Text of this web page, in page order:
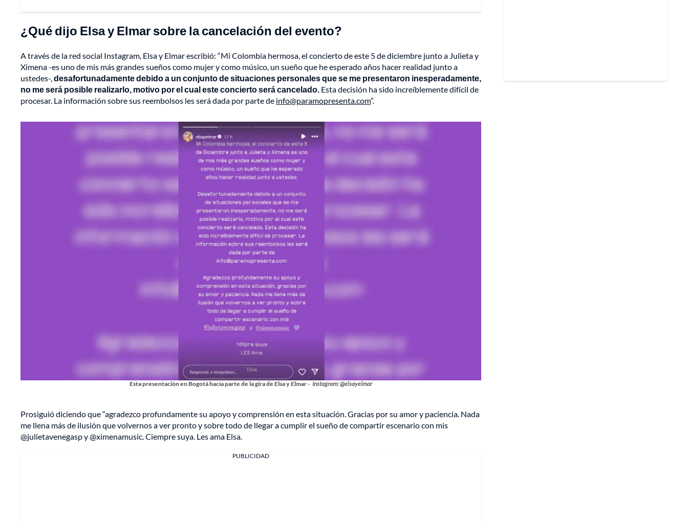
¿Qué dijo Elsa y Elmar sobre la cancelación del evento?
A través de la red social Instagram, Elsa y Elmar escribió: “Mi Colombia hermosa, el concierto de este 5 de diciembre junto a Julieta y
Ximena -es uno de mis más grandes sueños como mujer y como músico, un sueño que he esperado años hacer realidad junto a
ustedes-,desafortunadamente debido a un conjunto de situaciones personales que se me presentaron inesperadamente,
no me será posible realizarlo, motivo por el cual este concierto será cancelado. Esta decisión ha sido increíblemente difícil de
procesar. La información sobre sus reembolsos les será dada por parte de info@paramopresenta.com”.
Esta presentación en Bogotá hacía parte de la gira de Elsa y Elmar - Instagram: @elsayelmar
Prosiguió diciendo que “agradezco profundamente su apoyo y comprensión en esta situación. Gracias por su amor y paciencia. Nada
me llena más de ilusión que volvernos a ver pronto y sobre todo de llegar a cumplir el sueño de compartir escenario con mis
@julietavenegasp y @ximenamusic. Ciempre suya. Les ama Elsa.
PUBLICIDAD